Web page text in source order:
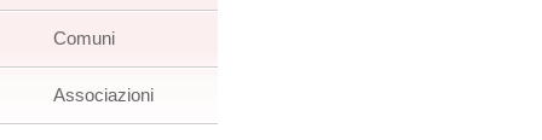
Comuni
Associazioni